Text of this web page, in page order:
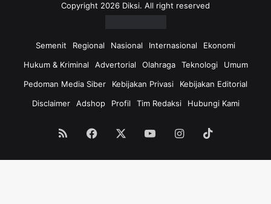
Copyright 2026 Diksi. All right reserved
Semenit Regional Nasional Internasional
Ekonomi
Hukum & Kriminal
Advertorial Olahraga Teknologi
Umum
Pedoman Media Siber
Kebijakan Privasi
Kebijakan Editorial
Disclaimer
Adshop Profil Tim Redaksi Hubungi Kami
RSS Facebook YouTubeInstagram